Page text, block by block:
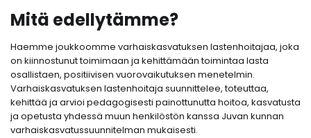
Mitä edellytämme?
Haemme joukkoomme varhaiskasvatuksen lastenhoitajaa, joka
on kiinnostunut toimimaan ja kehittämään toimintaa lasta
osallistaen, positiivisen vuorovaikutuksen menetelmin.
Varhaiskasvatuksen lastenhoitaja suunnittelee, toteuttaa,
kehittää ja arvioi pedagogisesti painottunutta hoitoa, kasvatusta
ja opetusta yhdessä muun henkilöstön kanssa Juvan kunnan
varhaiskasvatussuunnitelman mukaisesti.